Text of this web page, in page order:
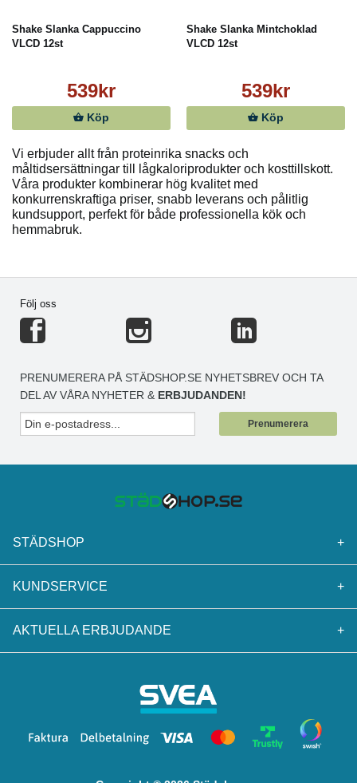
Shake Slanka Cappuccino
VLCD 12st
539kr
Köp
Shake Slanka Mintchoklad
VLCD 12st
539kr
Köp
Vi erbjuder allt från proteinrika snacks och
måltidsersättningar till lågkaloriprodukter och kosttillskott.
Våra produkter kombinerar hög kvalitet med
konkurrenskraftiga priser, snabb leverans och pålitlig
kundsupport, perfekt för både professionella kök och
hemmabruk.
Följ oss
PRENUMERERA PÅ STÄDSHOP.SE NYHETSBREV OCH TA
DEL AV VÅRA NYHETER & ERBJUDANDEN!
Prenumerera
STÄDSHOP +
KUNDSERVICE +
AKTUELLA ERBJUDANDE +